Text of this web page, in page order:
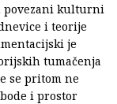
povezani kulturni
i teorije
je
tumačenja
se pritom ne
i prostor